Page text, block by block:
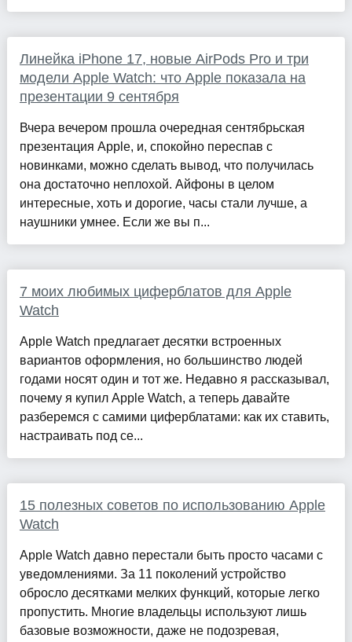
Линейка iPhone 17, новые AirPods Pro и три
модели Apple Watch: что Apple показала на
презентации 9 сентября
Вчера вечером прошла очередная сентябрьская
презентация Apple, и, спокойно переспав с
новинками, можно сделать вывод, что получилась
она достаточно неплохой. Айфоны в целом
интересные, хоть и дорогие, часы стали лучше, а
наушники умнее. Если же вы п...
7 моих любимых циферблатов для Apple
Watch
Apple Watch предлагает десятки встроенных
вариантов оформления, но большинство людей
годами носят один и тот же. Недавно я рассказывал,
почему я купил Apple Watch, а теперь давайте
разберемся с самими циферблатами: как их ставить,
настраивать под се...
15 полезных советов по использованию Apple
Watch
Apple Watch давно перестали быть просто часами с
уведомлениями. За 11 поколений устройство
обросло десятками мелких функций, которые легко
пропустить. Многие владельцы используют лишь
базовые возможности, даже не подозревая,